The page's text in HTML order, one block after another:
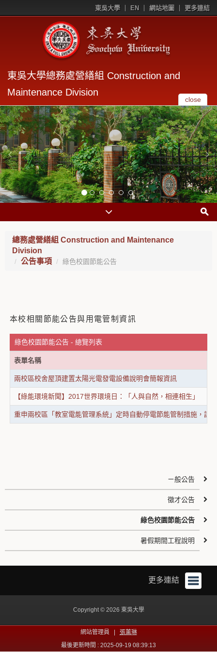
東吳大學 EN 網站地圖 更多連結
東吳大學總務處營繕組 Construction and
Maintenance Division
close
總務處營繕組 Construction and Maintenance
Division
公告事項
綠色校園節能公告
本校相關節能公告與用電管制資訊
綠色校園節能公告 - 總覽列表
表單名稱
兩校區校舍屋頂建置太陽光電發電設備說明會簡報資訊
【綠能環境新聞】2017世界環境日：「人與自然，相連相生」
重申兩校區「教室電能管理系統」定時自動停電節能管制措施，請
ㄧ般公告
徵才公告
綠色校園節能公告
暑假期間工程說明
更多連結
Copyright © 2026 東吳大學
網站管理員 | 張薰琳
最後更新時間 : 2025-09-19 08:39:13